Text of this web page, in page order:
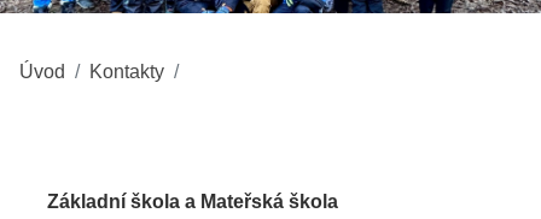
Úvod Kontakty
Základní škola a Mateřská škola